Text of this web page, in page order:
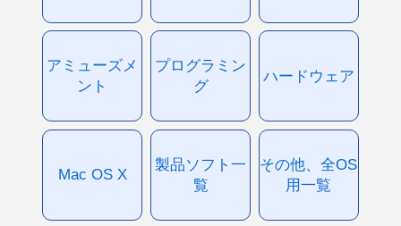
アミューズメ
ント
プログラミン
グ
ハードウェア
Mac OS X
製品ソフト一
覧
その他、全OS
用一覧